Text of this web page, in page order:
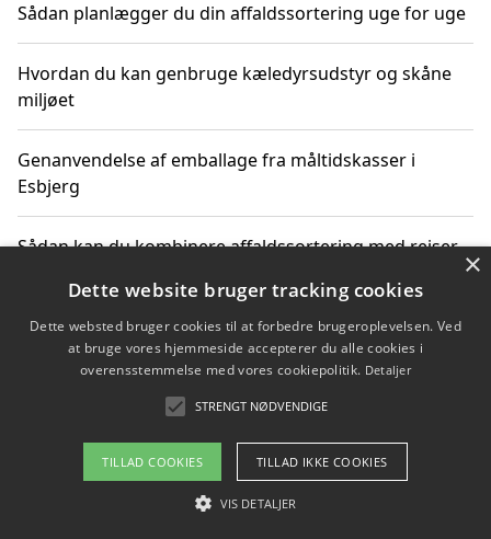
Sådan planlægger du din affaldssortering uge for uge
Hvordan du kan genbruge kæledyrsudstyr og skåne
miljøet
Genanvendelse af emballage fra måltidskasser i
Esbjerg
Sådan kan du kombinere affaldssortering med rejser
Hvordan affaldssortering kan bidrage til co2 reduktion
Om / kontakt
Blog Betingelser
×
Dette website bruger tracking cookies
Dette websted bruger cookies til at forbedre brugeroplevelsen. Ved
at bruge vores hjemmeside accepterer du alle cookies i
overensstemmelse med vores cookiepolitik. Detaljer
STRENGT NØDVENDIGE
TILLAD COOKIES TILLAD IKKE COOKIES
VIS DETALJER